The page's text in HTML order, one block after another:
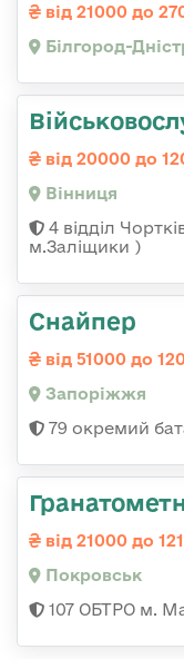
від 21000 до
Білгород-
від 20000 до
Вінниця
4 відділ
м.Заліщики )
Снайпер
від 51000 до
Запоріжжя
79 окремий
від 21000 до
Покровськ
107 ОБТРО м.